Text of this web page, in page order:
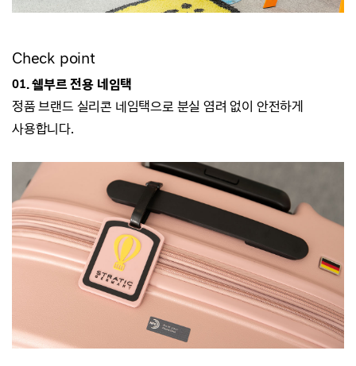
Check point
01. 쉘부르 전용 네임택
정품 브랜드 실리콘 네임택으로 분실 염려 없이 안전하게
사용합니다.